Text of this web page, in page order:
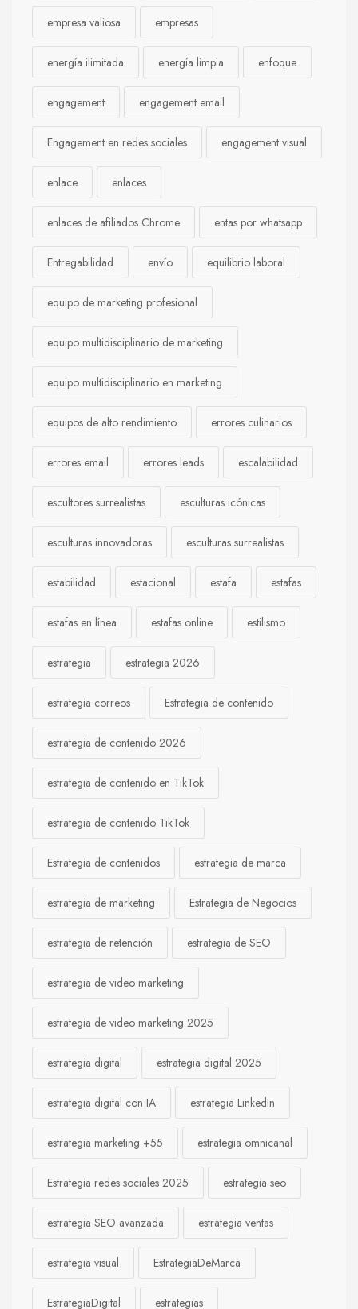
empresa valiosa empresas
energía ilimitada energía limpia enfoque
engagement engagement email
Engagement en redes sociales engagement visual
enlace enlaces
enlaces de afiliados Chrome entas por whatsapp
Entregabilidad envío equilibrio laboral
equipo de marketing profesional
equipo multidisciplinario de marketing
equipo multidisciplinario en marketing
equipos de alto rendimiento errores culinarios
errores email errores leads escalabilidad
escultores surrealistas esculturas icónicas
esculturas innovadoras esculturas surrealistas
estabilidad estacional estafa estafas
estafas en línea estafas online estilismo
estrategia estrategia 2026
estrategia correos Estrategia de contenido
estrategia de contenido 2026
estrategia de contenido en TikTok
estrategia de contenido TikTok
Estrategia de contenidos estrategia de marca
estrategia de marketing Estrategia de Negocios
estrategia de retención estrategia de SEO
estrategia de video marketing
estrategia de video marketing 2025
estrategia digital estrategia digital 2025
estrategia digital con IA estrategia LinkedIn
estrategia marketing +55 estrategia omnicanal
Estrategia redes sociales 2025 estrategia seo
estrategia SEO avanzada estrategia ventas
estrategia visual EstrategiaDeMarca
EstrategiaDigital estrategias